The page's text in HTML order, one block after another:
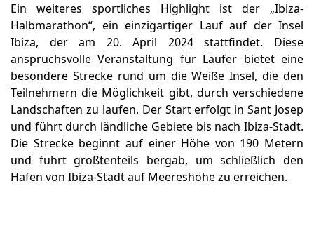
Ein weiteres sportliches Highlight ist der „Ibiza-
Halbmarathon“, ein einzigartiger Lauf auf der Insel
Ibiza, der am 20. April 2024 stattfindet. Diese
anspruchsvolle Veranstaltung für Läufer bietet eine
besondere Strecke rund um die Weiße Insel, die den
Teilnehmern die Möglichkeit gibt, durch verschiedene
Landschaften zu laufen. Der Start erfolgt in Sant Josep
und führt durch ländliche Gebiete bis nach Ibiza-Stadt.
Die Strecke beginnt auf einer Höhe von 190 Metern
und führt größtenteils bergab, um schließlich den
Hafen von Ibiza-Stadt auf Meereshöhe zu erreichen.